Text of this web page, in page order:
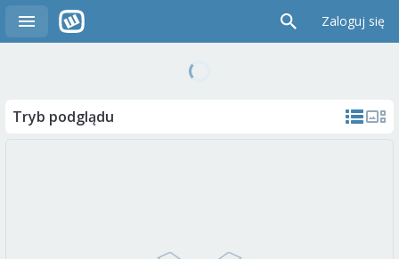
Zaloguj się
Tryb podglądu